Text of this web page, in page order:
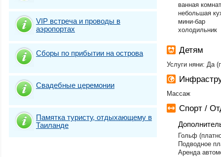
VIP встреча и проводы в
аэропортах
Сборы по прибытии на острова
Свадебные церемонии
Памятка туристу, отдыхающему в
Таиланде
ванная
небольшая
мини-бар
холодильник
Детям
Услуги няни: Да
Массаж
Спорт /
Гольф
Подводное
Аренда